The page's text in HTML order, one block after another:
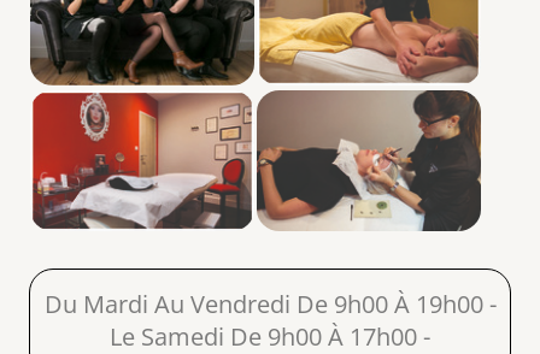
Du Mardi Au Vendredi De 9h00 À 19h00 -
Le Samedi De 9h00 À 17h00 -